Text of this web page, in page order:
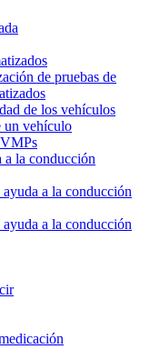
de pruebas de
de los vehículos
un vehículo
a la conducción
ayuda a la conducción
ayuda a la conducción